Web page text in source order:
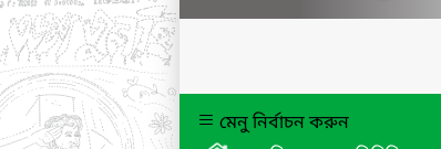
মেনু নির্বাচন করুন